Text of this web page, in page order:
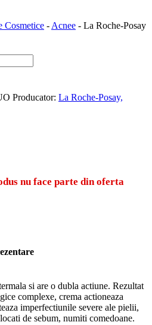
Cosmetice - Acnee - La Roche-Posay
Producator: La Roche-Posay,
nu face parte din oferta
si are o dubla actiune. Rezultat
complexe, crema actioneaza
imperfectiunile severe ale pielii,
de sebum, numiti comedoane.